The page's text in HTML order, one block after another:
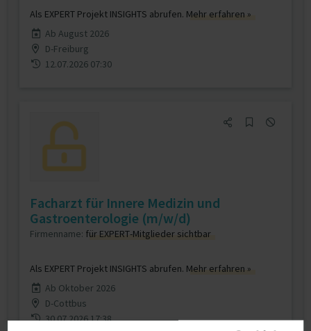
Als EXPERT Projekt INSIGHTS abrufen. Mehr erfahren »
Ab August 2026
D-Freiburg
12.07.2026 07:30
Facharzt für Innere Medizin und
Gastroenterologie (m/w/d)
Firmenname: für EXPERT-Mitglieder sichtbar
Als EXPERT Projekt INSIGHTS abrufen. Mehr erfahren »
Ab Oktober 2026
D-Cottbus
30.07.2026 17:38